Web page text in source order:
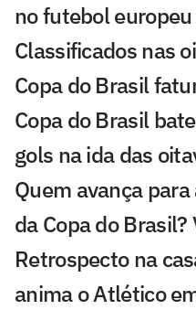
no futebol europeu
Classificados nas
Copa do Brasil
Copa do Brasil
gols na ida das
Quem avança
da Copa do Brasil?
Retrospecto na
anima o Atlético